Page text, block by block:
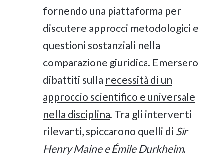
fornendo una piattaforma per
discutere approcci metodologici e
questioni sostanziali nella
comparazione giuridica. Emersero
dibattiti sulla necessità di un
approccio scientifico e universale
nella disciplina. Tra gli interventi
rilevanti, spiccarono quelli di Sir
Henry Maine e Émile Durkheim.